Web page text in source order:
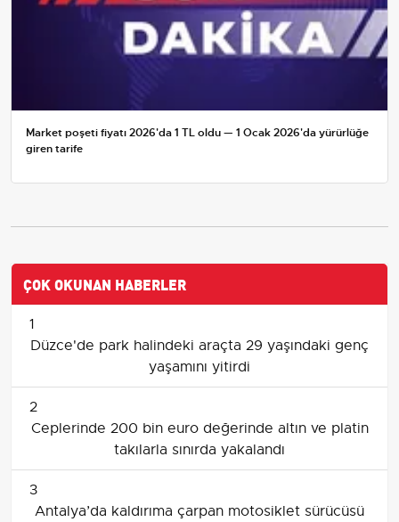
Market poşeti fiyatı 2026'da 1 TL oldu — 1 Ocak 2026'da yürürlüğe
giren tarife
ÇOK OKUNAN HABERLER
1
Düzce'de park halindeki araçta 29 yaşındaki genç
yaşamını yitirdi
2
Ceplerinde 200 bin euro değerinde altın ve platin
takılarla sınırda yakalandı
3
Antalya’da kaldırıma çarpan motosiklet sürücüsü